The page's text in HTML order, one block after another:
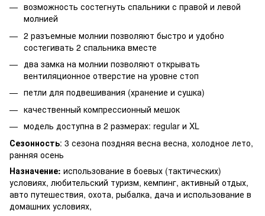
возможность состегнуть спальники с правой и левой
молнией
2 разъемные молнии позволяют быстро и удобно
состегивать 2 спальника вместе
два замка на молнии позволяют открывать
вентиляционное отверстие на уровне стоп
петли для подвешивания (хранение и сушка)
качественный компрессионный мешок
модель доступна в 2 размерах: regular и XL
Сезонность: 3 сезона поздняя весна весна, холодное лето,
ранняя осень
Назначение: использование в боевых (тактических)
условиях, любительский туризм, кемпинг, активный отдых,
авто путешествия, охота, рыбалка, дача и использование в
домашних условиях,